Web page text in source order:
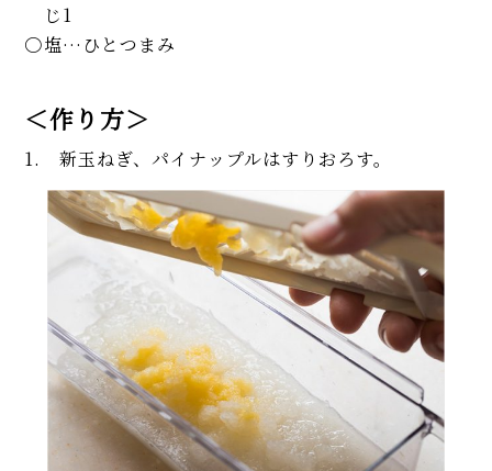
じ1
塩…ひとつまみ
＜作り方＞
1. 新玉ねぎ、パイナップルはすりおろす。